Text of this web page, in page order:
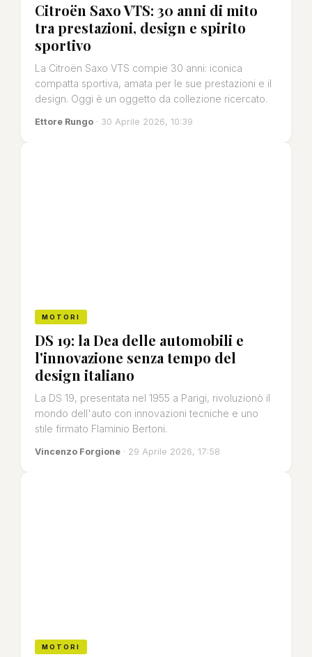
Citroën Saxo VTS: 30 anni di mito
tra prestazioni, design e spirito
sportivo
La Citroën Saxo VTS compie 30 anni: iconica
compatta sportiva, amata per le sue prestazioni e il
design. Oggi è un oggetto da collezione ricercato.
Ettore Rungo · 30 Aprile 2026, 10:39
MOTORI
DS 19: la Dea delle automobili e
l'innovazione senza tempo del
design italiano
La DS 19, presentata nel 1955 a Parigi, rivoluzionò il
mondo dell'auto con innovazioni tecniche e uno
stile firmato Flaminio Bertoni.
Vincenzo Forgione · 29 Aprile 2026, 17:58
MOTORI